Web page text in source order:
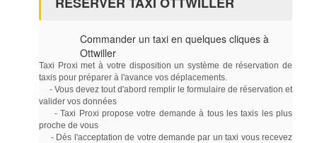
Commander un taxi en quelques cliques à
Ottwiller
Taxi Proxi met à votre disposition un système de réservation de
taxis pour préparer à l'avance vos déplacements.
- Vous devez tout d'abord remplir le formulaire de réservation et
valider vos données
- Taxi Proxi propose votre demande à tous les taxis les plus
proche de vous
- Dés l'acceptation de votre demande par un taxi vous recevez